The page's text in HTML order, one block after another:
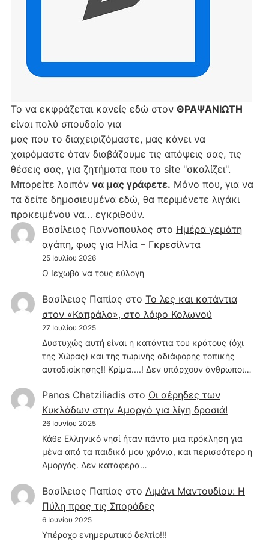
Το να εκφράζεται κανείς εδώ στον ΘΡΑΨΑΝΙΩΤΗ
είναι πολύ σπουδαίο για
μας που το διαχειριζόμαστε, μας κάνει να
χαιρόμαστε όταν διαβάζουμε τις απόψεις σας, τις
θέσεις σας, για ζητήματα που το site "σκαλίζει".
Μπορείτε λοιπόν να μας γράφετε. Μόνο που, για να
τα δείτε δημοσιευμένα εδώ, θα περιμένετε λιγάκι
προκειμένου να… εγκριθούν.
Βασίλειος Γιαννοπουλος στο Hμέρα γεμάτη
αγάπη, φως για Ηλία – Γκρεσίλντα
25 Ιουλίου 2026
Ο Ιεχωβά να τους εύλογη
Βασίλειος Παπίας στο Το λες και κατάντια
στον «Καπράλο», στο λόφο Κολωνού
27 Ιουλίου 2025
Δυστυχώς αυτή είναι η κατάντια του κράτους (όχι
της Χώρας) και της τωρινής αδιάφορης τοπικής
αυτοδιοίκησης!! Κρίμα....! Δεν υπάρχουν άνθρωποι…
Panos Chatziliadisστο Οι αέρηδες των
Κυκλάδων στην Αμοργό για λίγη δροσιά!
26 Ιουνίου 2025
Κάθε Ελληνικό νησί ήταν πάντα μια πρόκληση για
μένα από τα παιδικά μου χρόνια, και περισσότερο η
Αμοργός. Δεν κατάφερα…
Βασίλειος Παπίας στο Λιμάνι Μαντουδίου: Η
Πύλη προς τις Σποράδες
6 Ιουνίου 2025
Υπέροχο ενημερωτικό δελτίο!!!